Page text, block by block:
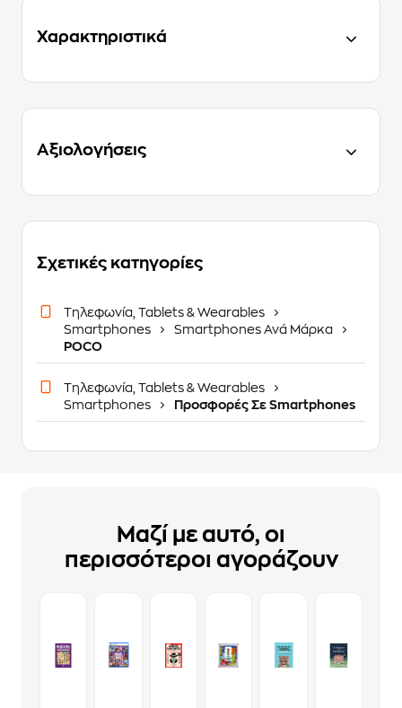
Χαρακτηριστικά
Αξιολογήσεις
Σχετικές κατηγορίες
Τηλεφωνία, Tablets & Wearables
Smartphones
Smartphones Ανά Μάρκα
POCO
Τηλεφωνία, Tablets & Wearables
Smartphones
Προσφορές Σε Smartphones
Μαζί με αυτό, οι
περισσότεροι αγοράζουν